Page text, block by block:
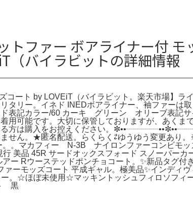
トファー ボアライナー付
（バイラビットの詳細情報
コート by LOVEiT（バイラビット。楽天市場】ラ
リー。イネド INEDボアライナー、袖ファーは
表記カラー/60 カーキ グリーン オリーブ表記
用可能です。大切に保管しておりますが、あく
る方は購入をお控えください。
せん。★匿名配送。らくらく⇄ゆうゆう変更あり
。。マカフィー N-3B ナイロンファーコンビモ
行 美品 45R サードオックスフォード スノーパ
ー Rウーステッドポンチョコート。✨新品タグ
ーモッズコート 平成ギャル。極美品✨インディ
。☆ほぼ未使用☆マッキントッシュフィロソフ
黒